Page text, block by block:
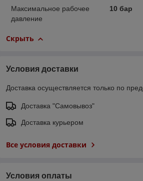
Максимальное рабочее
давление
10 бар
Скрыть
Условия доставки
Доставка осуществляется только по
Доставка "Самовывоз"
Доставка курьером
Все условия доставки
Условия оплаты